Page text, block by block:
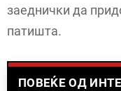
заеднички да
патишта.
ПОВЕЌЕ ОД